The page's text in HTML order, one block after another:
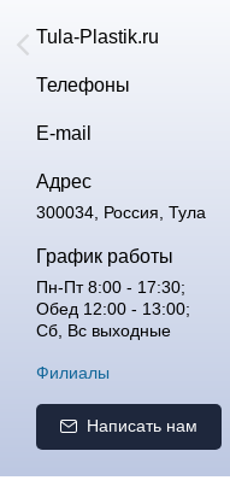
Tula-Plastik.ru
Телефоны
E-mail
Адрес
300034, Россия, Тула
График работы
Пн-Пт 8:00 - 17:30;
Обед 12:00 - 13:00;
Сб, Вс выходные
Филиалы
Написать нам